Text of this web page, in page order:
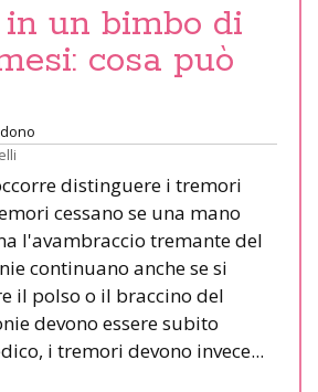
un bimbo di
cosa può
distinguere i tremori
cessano se una mano
l'avambraccio tremante del
continuano anche se si
il polso o il braccino del
devono essere subito
i tremori devono invece...